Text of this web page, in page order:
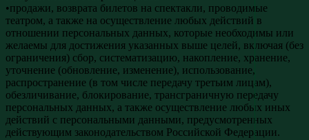
•продажи, возврата билетов на спектакли, проводимые
театром, а также на осуществление любых действий в
отношении персональных данных, которые необходимы или
желаемы для достижения указанных выше целей, включая (без
ограничения) сбор, систематизацию, накопление, хранение,
уточнение (обновление, изменение), использование,
распространение (в том числе передачу третьим лицам),
обезличивание, блокирование, трансграничную передачу
персональных данных, а также осуществление любых иных
действий с персональными данными, предусмотренных
действующим законодательством Российской Федерации.